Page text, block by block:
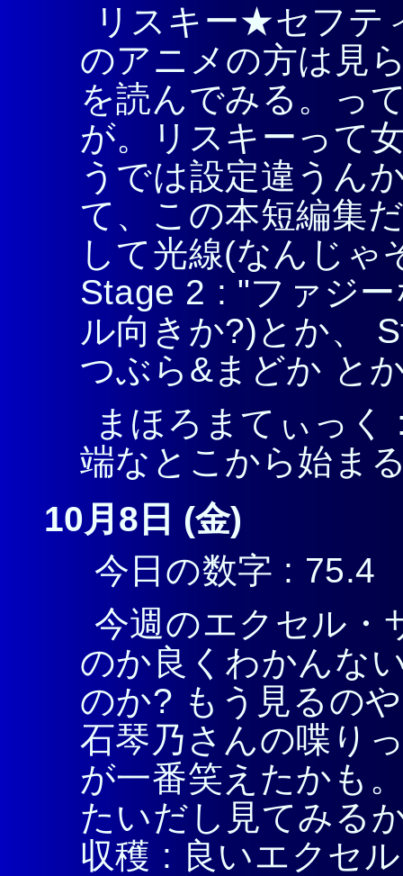
リスキー★セフテ
のアニメの方は見
を読んでみる。っ
が。リスキーって
うでは設定違うん
て、この本短編集
して光線(なんじゃ
Stage 2 : "ファジ
ル向きか?)とか、
つぶら&まどか と
まほろまてぃっ
端なとこから始ま
10月8日 (金)
今日の数字 : 75.4
今週のエクセル・
のか良くわかんな
のか? もう見るの
石琴乃さんの喋り
が一番笑えたかも
たいだし見てみる
収穫 : 良いエクセ